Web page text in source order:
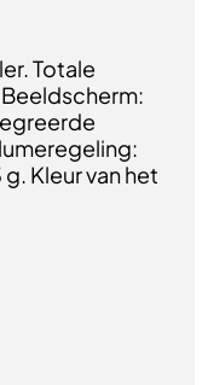
Totale
Kleur van het